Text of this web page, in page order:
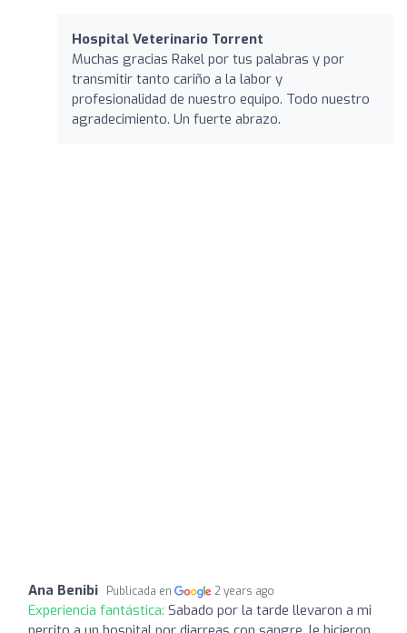
Hospital Veterinario Torrent
Muchas gracias Rakel por tus palabras y por
transmitir tanto cariño a la labor y
profesionalidad de nuestro equipo. Todo nuestro
agradecimiento. Un fuerte abrazo.
Ana Benibi Publicada en 2 years ago
Experiencia fantástica: Sabado por la tarde llevaron a mi